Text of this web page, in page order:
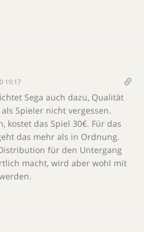
19:17
Sega auch dazu, Qualität
Spieler nicht vergessen.
kostet das Spiel 30€. Für das
das mehr als in Ordnung.
für den Untergang
macht, wird aber wohl mit